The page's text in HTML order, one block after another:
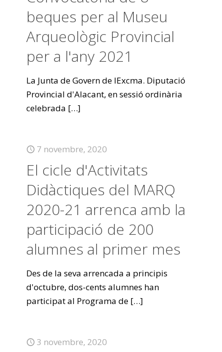
beques per al Museu
Arqueològic Provincial
per a l'any 2021
La Junta de Govern de lExcma. Diputació
Provincial d'Alacant, en sessió ordinària
celebrada […]
7 novembre, 2020
El cicle d'Activitats
Didàctiques del MARQ
2020-21 arrenca amb la
participació de 200
alumnes al primer mes
Des de la seva arrencada a principis
d'octubre, dos-cents alumnes han
participat al Programa de […]
3 novembre, 2020